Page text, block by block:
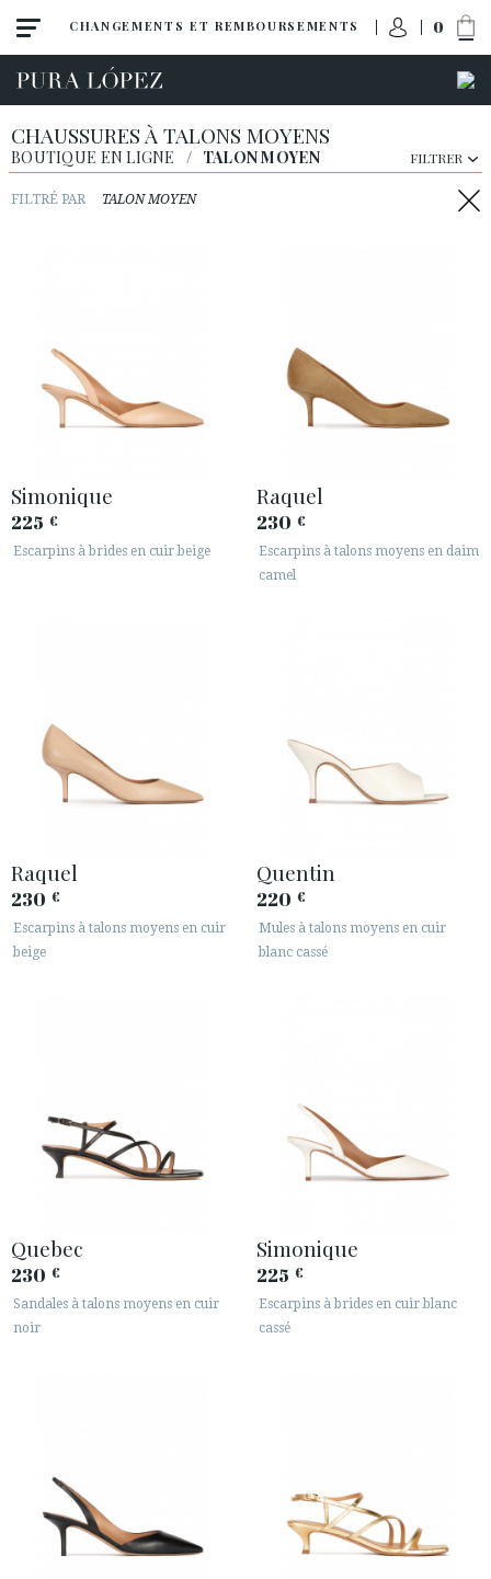
CHANGEMENTS ET REMBOURSEMENTS 0
Toute la collection
Talon haut
Talon moyen
Chaussures plates
ENGLISH
PAYS: BELGIË / BELGIQUE
· EXPÉDITIONS
· CHANGEMENTS ET REMBOURSEMENTS
· POLITIQUE DE CONFIDENTIALITÉ
· TERMES ET CONDITIONS
ESPACE CLIENTS B2B
SECURE WEB SSL CERTIFICATE © 2026 PURA LOPEZ
CHAUSSURES À TALONS MOYENS
BOUTIQUE EN LIGNE / TALON MOYEN FILTRER
FILTRÉ PAR TALON MOYEN
Simonique
225 €
Escarpins à brides en cuir beige
Raquel
230 €
Escarpins à talons moyens en daim
camel
Raquel
230 €
Escarpins à talons moyens en cuir
beige
Quentin
220 €
Mules à talons moyens en cuir
blanc cassé
Quebec
230 €
Sandales à talons moyens en cuir
noir
Simonique
225 €
Escarpins à brides en cuir blanc
cassé